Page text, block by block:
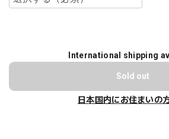
International shipping
Sold out
日本国内にお住まいの